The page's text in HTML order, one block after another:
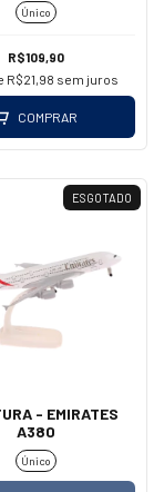
Único
R$109,90
R$21,98 sem juros
COMPRAR
ESGOTADO
- EMIRATES
A380
Único